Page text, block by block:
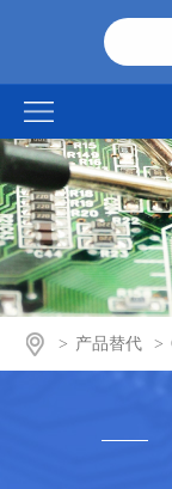
> 产品替代 >